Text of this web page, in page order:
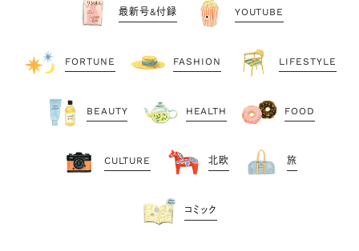
最新号&付録 YOUTUBE
FORTUNE FASHION LIFESTYLE
BEAUTY HEALTH FOOD
CULTURE 北欧 旅
コミック